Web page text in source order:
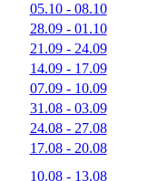
05.10 - 08.10
28.09 - 01.10
21.09 - 24.09
14.09 - 17.09
07.09 - 10.09
31.08 - 03.09
24.08 - 27.08
17.08 - 20.08
10.08 - 13.08